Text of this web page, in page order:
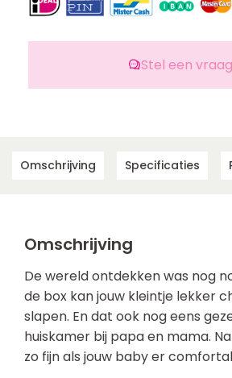
Stel een vraag
Omschrijving Specificaties
Omschrijving
De wereld ontdekken was nog
de box kan jouw kleintje lekker
slapen. En dat ook nog eens
huiskamer bij papa en mama.
zo fijn als jouw baby er